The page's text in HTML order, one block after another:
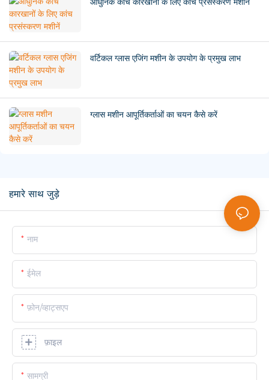
वर्टिकल ग्लास एजिंग मशीन के उपयोग के प्रमुख लाभ
ग्लास मशीन आपूर्तिकर्ताओं का चयन कैसे करें
हमारे साथ जुड़े
नाम
ईमेल
फ़ोन/व्हाट्सएप
फ़ाइल
सामग्री